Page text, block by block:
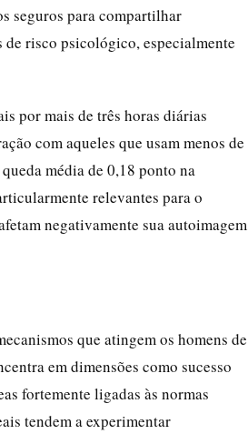
seguros para compartilhar
risco psicológico, especialmente
por mais de três horas diárias
com aqueles que usam menos de
média de 0,18 ponto na
relevantes para o
negativamente sua autoimagem
que atingem os homens de
em dimensões como sucesso
fortemente ligadas às normas
tendem a experimentar